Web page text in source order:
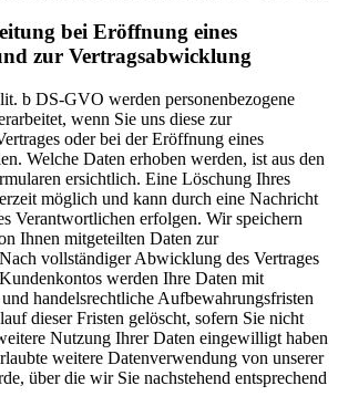
bei Eröffnung eines
zur Vertragsabwicklung
b DS-GVO werden personenbezogene
wenn Sie uns diese zur
oder bei der Eröffnung eines
Welche Daten erhoben werden, ist aus den
ersichtlich. Eine Löschung Ihres
möglich und kann durch eine Nachricht
Verantwortlichen erfolgen. Wir speichern
Ihnen mitgeteilten Daten zur
vollständiger Abwicklung des Vertrages
werden Ihre Daten mit
handelsrechtliche Aufbewahrungsfristen
dieser Fristen gelöscht, sofern Sie nicht
Nutzung Ihrer Daten eingewilligt haben
weitere Datenverwendung von unserer
über die wir Sie nachstehend entsprechend